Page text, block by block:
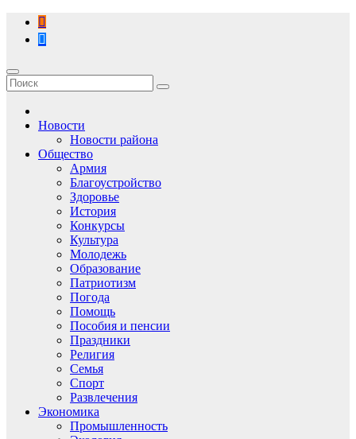
Перейти
содержимому
Новости
Новости района
Общество
Армия
Благоустройство
Здоровье
История
Конкурсы
Культура
Молодежь
Образование
Патриотизм
Погода
Помощь
Пособия и пенсии
Праздники
Религия
Семья
Спорт
Развлечения
Экономика
Промышленность